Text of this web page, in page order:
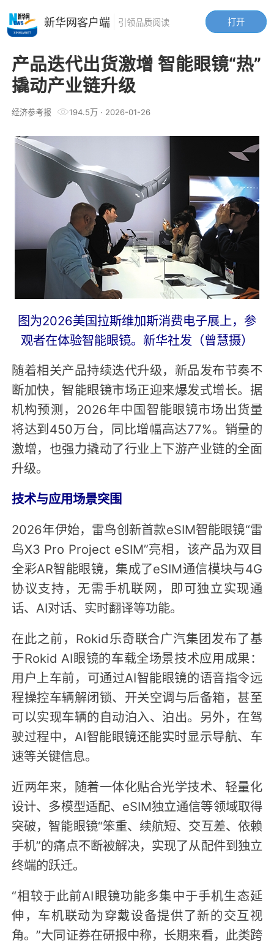
产品迭代出货激增 智能眼镜“热”
撬动产业链升级
经济参考报 194.5万· 2026-01-26
图为2026美国拉斯维加斯消费电子展上，参
观者在体验智能眼镜。新华社发（曾慧摄）
随着相关产品持续迭代升级，新品发布节奏不
断加快，智能眼镜市场正迎来爆发式增长。据
机构预测，2026年中国智能眼镜市场出货量
将达到450万台，同比增幅高达77%。销量的
激增，也强力撬动了行业上下游产业链的全面
升级。
技术与应用场景突围
2026年伊始，雷鸟创新首款eSIM智能眼镜“雷
鸟X3 Pro Project eSIM”亮相，该产品为双目
全彩AR智能眼镜，集成了eSIM通信模块与4G
协议支持，无需手机联网，即可独立实现通
话、AI对话、实时翻译等功能。
在此之前，Rokid乐奇联合广汽集团发布了基
于Rokid AI眼镜的车载全场景技术应用成果：
用户上车前，可通过AI智能眼镜的语音指令远
程操控车辆解闭锁、开关空调与后备箱，甚至
可以实现车辆的自动泊入、泊出。另外，在驾
驶过程中，AI智能眼镜还能实时显示导航、车
速等关键信息。
近两年来，随着一体化贴合光学技术、轻量化
设计、多模型适配、eSIM独立通信等领域取得
突破，智能眼镜“笨重、续航短、交互差、依赖
手机”的痛点不断被解决，实现了从配件到独立
终端的跃迁。
“相较于此前AI眼镜功能多集中于手机生态延
伸，车机联动为穿戴设备提供了新的交互视
角。”大同证券在研报中称，长期来看，此类跨
打开
新华网客户端 引领品质阅读